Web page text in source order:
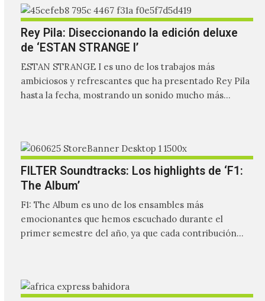
Rey Pila: Diseccionando la edición deluxe
de ‘ESTAN STRANGE I’
ESTAN STRANGE I es uno de los trabajos más
ambiciosos y refrescantes que ha presentado Rey Pila
hasta la fecha, mostrando un sonido mucho más…
FILTER Soundtracks: Los highlights de ‘F1:
The Album’
F1: The Album es uno de los ensambles más
emocionantes que hemos escuchado durante el
primer semestre del año, ya que cada contribución